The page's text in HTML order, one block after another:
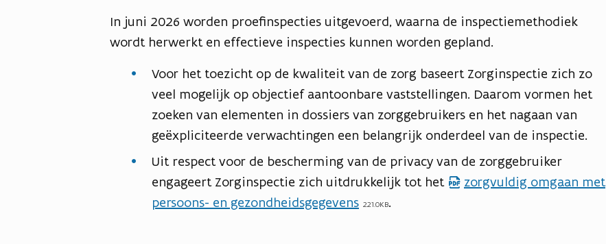
In juni 2026 worden proefinspecties uitgevoerd, waarna de inspectiemethodiek
wordt herwerkt en effectieve inspecties kunnen worden gepland.
Voor het toezicht op de kwaliteit van de zorg baseert Zorginspectie zich zo
veel mogelijk op objectief aantoonbare vaststellingen. Daarom vormen het
zoeken van elementen in dossiers van zorggebruikers en het nagaan van
geëxpliciteerde verwachtingen een belangrijk onderdeel van de inspectie.
Uit respect voor de bescherming van de privacy van de zorggebruiker
engageert Zorginspectie zich uitdrukkelijk tot het
zorgvuldig omgaan met
persoons- en gezondheidsgegevens
p
221.0KB.